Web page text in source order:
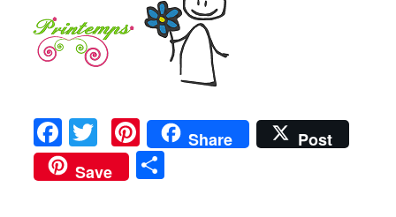
F
a
c
T
w
it
Pi
n
te
Share
Post
Save